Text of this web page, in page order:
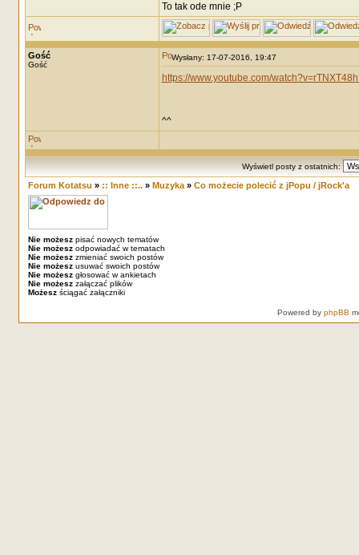
To tak ode mnie ;P
Gość
Gość
Wysłany: 17-07-2016, 19:47
https://www.youtube.com/
^^
Wyświetl posty z ostatnich:
Forum Kotatsu » :: Inne ::..» Muzyka» Co możecie polecić z jPopu / jRock'a
Nie możeszpisać nowych tematów
Nie możeszodpowiadać w tematach
Nie możeszzmieniać swoich postów
Nie możeszusuwać swoich postów
Nie możeszgłosować w ankietach
Nie możeszzałączać plików
Możeszściągać załączniki
Powered by phpBB